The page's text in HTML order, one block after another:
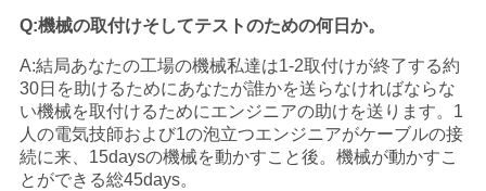
Q:機械の取付けそしてテストのための何日か。
A:結局あなたの工場の機械私達は1-2取付けが終了する約
30日を助けるためにあなたが誰かを送らなければならな
い機械を取付けるためにエンジニアの助けを送ります。1
人の電気技師および1の泡立つエンジニアがケーブルの接
続に来、15daysの機械を動かすこと後。機械が動かすこ
とができる総45days。